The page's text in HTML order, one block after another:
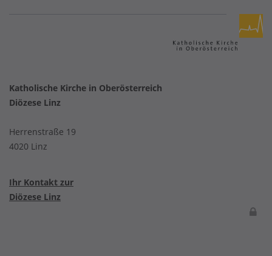
Katholische Kirche in Oberösterreich
Diözese Linz
Herrenstraße 19
4020 Linz
Ihr Kontakt zur
Diözese Linz